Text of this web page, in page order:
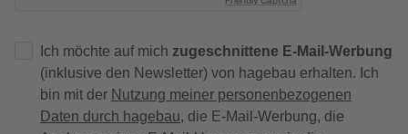
Ich möchte auf mich zugeschnittene E-Mail-Werbung
(inklusive den Newsletter) von hagebau erhalten. Ich
bin mit der Nutzung meiner personenbezogenen
Daten durch hagebau, die E-Mail-Werbung, die